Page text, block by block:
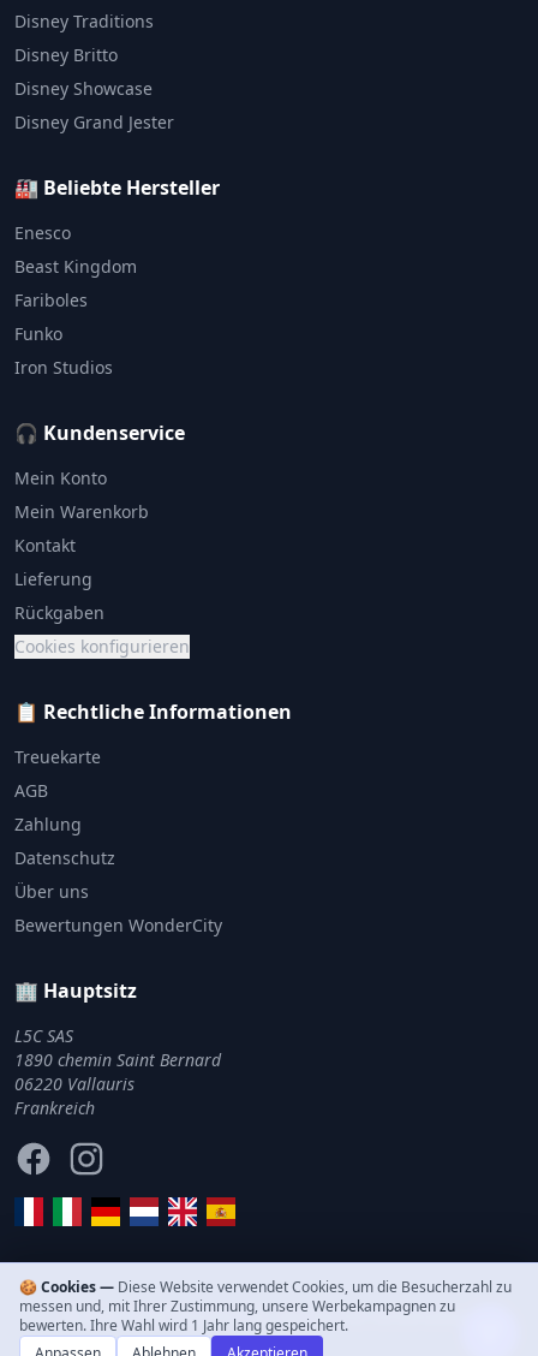
Disney Traditions
Disney Britto
Disney Showcase
Disney Grand Jester
🏭 Beliebte Hersteller
Enesco
Beast Kingdom
Fariboles
Funko
Iron Studios
🎧 Kundenservice
Mein Konto
Mein Warenkorb
Kontakt
Lieferung
Rückgaben
Cookies konfigurieren
📋 Rechtliche Informationen
Treuekarte
AGB
Zahlung
Datenschutz
Über uns
Bewertungen WonderCity
🏢 Hauptsitz
L5C SAS
1890 chemin Saint Bernard
06220 Vallauris
Frankreich
FacebookInstagram
© 2011–2026 WonderCity. Alle Rechte vorbehalten.
🍪 Cookies — Diese Website verwendet Cookies, um die Besucherzahl zu
messen und, mit Ihrer Zustimmung, unsere Werbekampagnen zu
bewerten. Ihre Wahl wird 1 Jahr lang gespeichert.